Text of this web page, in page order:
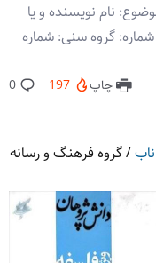
نام نویسنده و یا
گروه سنی: شماره
چاپ 197
0
/گروه فرهنگ و رسانه